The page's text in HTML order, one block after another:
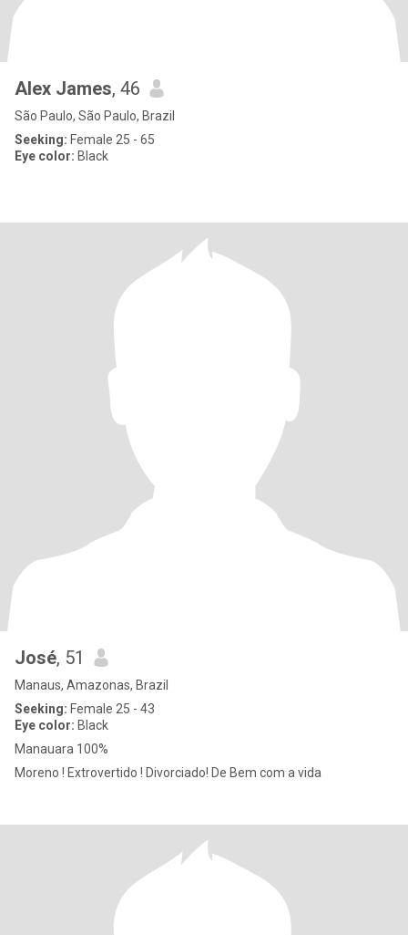
Alex James, 46
São Paulo, São Paulo, Brazil
Seeking: Female 25 - 65
Eye color: Black
José, 51
Manaus, Amazonas, Brazil
Seeking: Female 25 - 43
Eye color: Black
Manauara 100%
Moreno ! Extrovertido ! Divorciado! De Bem com a vida